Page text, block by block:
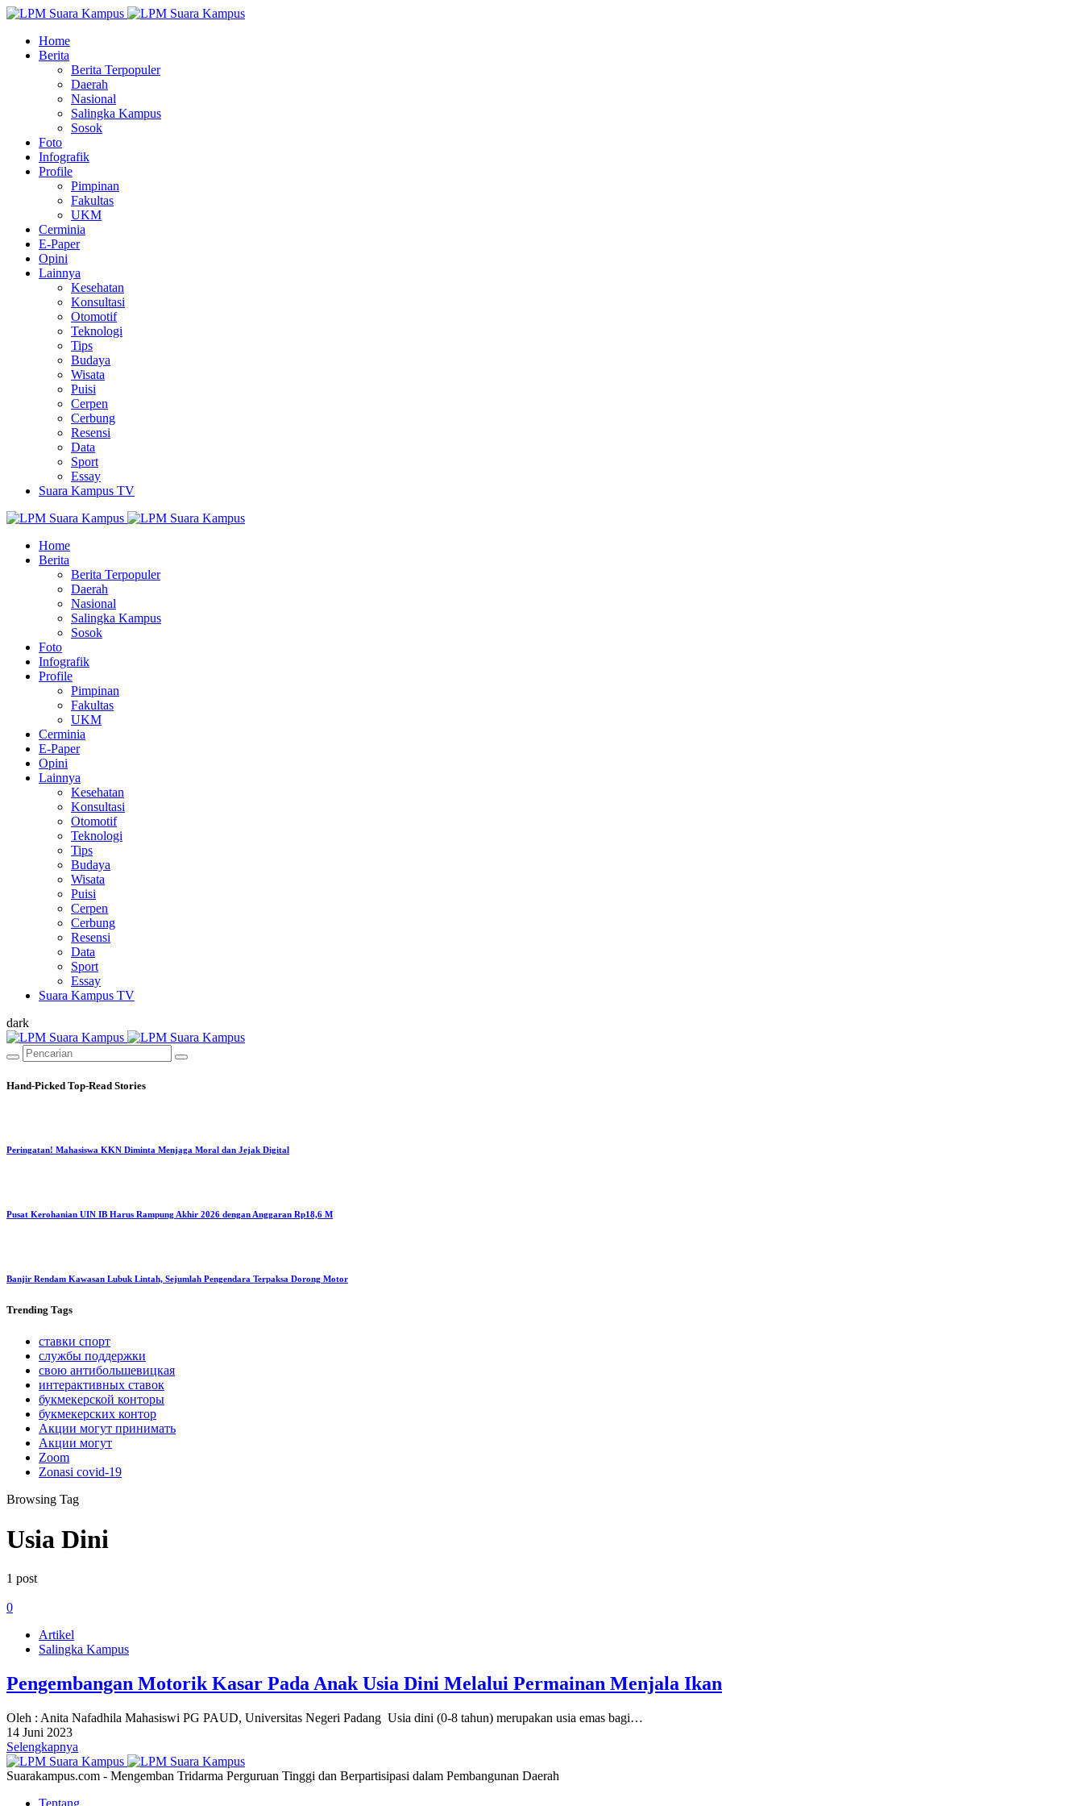
Home
Berita
Berita Terpopuler
Daerah
Nasional
Salingka Kampus
Sosok
Foto
Infografik
Profile
Pimpinan
Fakultas
UKM
Cerminia
E-Paper
Opini
Lainnya
Kesehatan
Konsultasi
Otomotif
Teknologi
Tips
Budaya
Wisata
Puisi
Cerpen
Cerbung
Resensi
Data
Sport
Essay
Suara Kampus TV
Home
Berita
Berita Terpopuler
Daerah
Nasional
Salingka Kampus
Sosok
Foto
Infografik
Profile
Pimpinan
Fakultas
UKM
Cerminia
E-Paper
Opini
Lainnya
Kesehatan
Konsultasi
Otomotif
Teknologi
Tips
Budaya
Wisata
Puisi
Cerpen
Cerbung
Resensi
Data
Sport
Essay
Suara Kampus TV
dark
Hand-Picked Top-Read Stories
Peringatan! Mahasiswa KKN Diminta Menjaga Moral dan Jejak Digital
Pusat Kerohanian UIN IB Harus Rampung Akhir 2026 dengan Anggaran Rp18,6 M
Banjir Rendam Kawasan Lubuk Lintah, Sejumlah Pengendara Terpaksa Dorong Motor
Trending Tags
ставки спорт
службы поддержки
свою антибольшевицкая
интерактивных ставок
букмекерской конторы
букмекерских контор
Акции могут принимать
Акции могут
Zoom
Zonasi covid-19
Browsing Tag
Usia Dini
1 post
0
Artikel
Salingka Kampus
Pengembangan Motorik Kasar Pada Anak Usia Dini Melalui Permainan Menjala Ikan
Oleh : Anita Nafadhila Mahasiswi PG PAUD, Universitas Negeri Padang Usia dini (0-8 tahun) merupakan usia emas bagi…
14 Juni 2023
Selengkapnya
Suarakampus.com - Mengemban Tridarma Perguruan Tinggi dan Berpartisipasi dalam Pembangunan Daerah
Tentang